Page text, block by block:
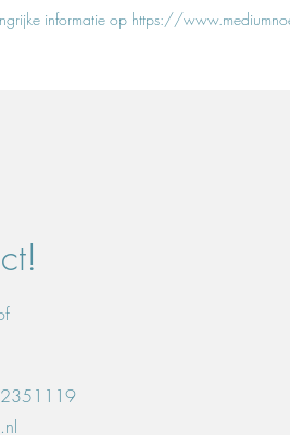
informatie op https://